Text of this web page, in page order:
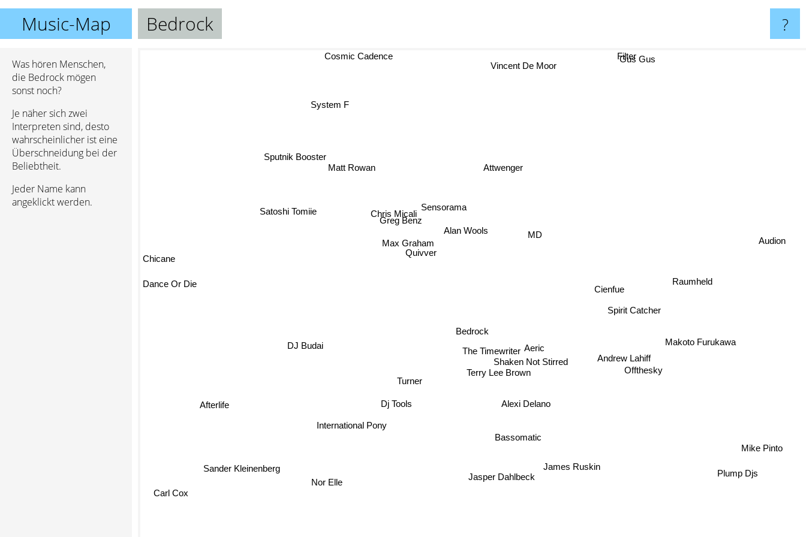
Music-Map Bedrock ?
Was hören Menschen,
die Bedrock mögen
sonst noch?
Je näher sich zwei
Interpreten sind, desto
wahrscheinlicher ist eine
Überschneidung bei der
Beliebtheit.
Jeder Name kann
angeklickt werden.
Bedrock
The Timewriter
Terry Lee Brown
Quivver
Alexi Delano
Max Graham
Dj Tools
Shaken Not Stirred
Alan Wools
Aeric
Jasper Dahlbeck
Turner
Bassomatic
Andrew Lahiff
Offthesky
DJ Budai
Greg Benz
Chris Micali
James Ruskin
Attwenger
Sensorama
Spirit Catcher
International Pony
Nor Elle
Makoto Furukawa
Raumheld
Satoshi Tomiie
Matt Rowan
Afterlife
Sander Kleinenberg
Mike Pinto
Vincent De Moor
Sputnik Booster
Dance Or Die
Plump Djs
System F
Chicane
Carl Cox
Gus Gus
Filter
Cosmic Cadence